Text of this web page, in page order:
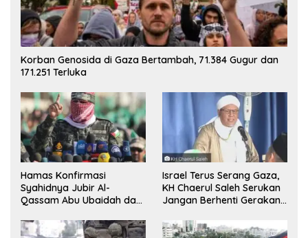
Korban Genosida di Gaza Bertambah, 71.384 Gugur dan
171.251 Terluka
Hamas Konfirmasi
Syahidnya Jubir Al-
Qassam Abu Ubaidah dan
Sinwar
Israel Terus Serang Gaza,
KH Chaerul Saleh Serukan
Jangan Berhenti Gerakan